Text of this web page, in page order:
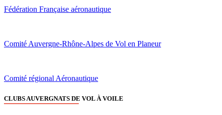
Fédération Française aéronautique
Comité Auvergne-Rhône-Alpes de Vol en Planeur
Comité régional Aéronautique
CLUBS AUVERGNATS DE VOL À VOILE